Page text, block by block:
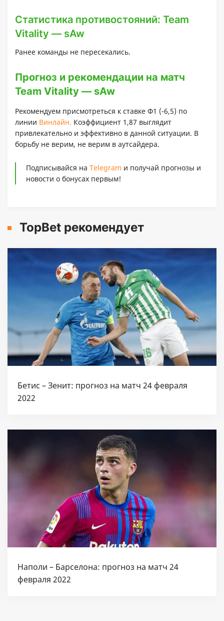
Статистика противостояний: Team
Vitality — sAw
Ранее команды не пересекались.
Прогноз и рекомендации на матч
Team Vitality — sAw
Рекомендуем присмотреться к ставке Ф1 (-6,5) по
линии Винлайн. Коэффициент 1,87 выглядит
привлекательно и эффективно в данной ситуации. В
борьбу не верим, не верим в аутсайдера.
Подписывайся на Telegram и получай прогнозы и
новости о бонусах первым!
TopBet рекомендует
Бетис – Зенит: прогноз на матч 24 февраля
2022
Наполи – Барселона: прогноз на матч 24
февраля 2022